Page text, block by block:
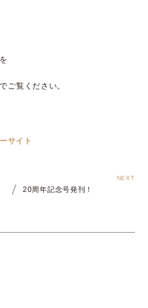
ご覧ください。
サイト
20周年記念号発刊！